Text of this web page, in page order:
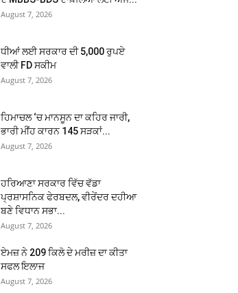
August 7, 2026
ਧੀਆਂ ਲਈ ਸਰਕਾਰ ਦੀ 5,000 ਰੁਪਏ
ਵਾਲੀ FD ਸਕੀਮ
August 7, 2026
ਹਿਮਾਚਲ ‘ਚ ਮਾਨਸੂਨ ਦਾ ਕਹਿਰ ਜਾਰੀ,
ਭਾਰੀ ਮੀਂਹ ਕਾਰਨ 145 ਸੜਕਾਂ...
August 7, 2026
ਹਰਿਆਣਾ ਸਰਕਾਰ ਵਿੱਚ ਵੱਡਾ
ਪ੍ਰਸ਼ਾਸਨਿਕ ਫੇਰਬਦਲ, ਵੀਰੇਂਦਰ ਦਹੀਆ
ਬਣੇ ਵਿਧਾਨ ਸਭਾ...
August 7, 2026
ਏਮਜ਼ ਨੇ 209 ਕਿਲੋ ਦੇ ਮਰੀਜ਼ ਦਾ ਕੀਤਾ
ਸਫਲ ਇਲਾਜ
August 7, 2026